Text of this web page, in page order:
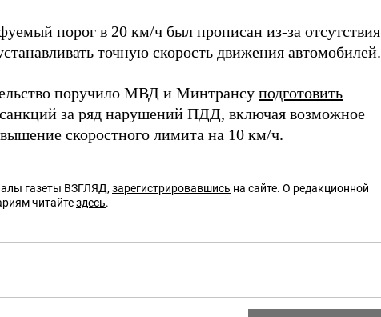
порог в 20 км/ч был прописан из-за отсутствия
точную скорость движения автомобилей.
поручило МВД и Минтрансу подготовить
за ряд нарушений ПДД, включая возможное
скоростного лимита на 10 км/ч.
газеты ВЗГЛЯД, зарегистрировавшись на сайте. О редакционной
читайтездесь.